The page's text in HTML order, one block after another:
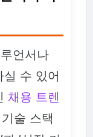
언서나
수 있어
채용 트렌
술 스택